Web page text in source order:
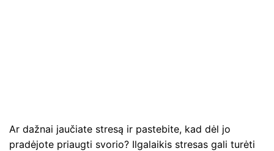
Ar dažnai jaučiate stresą ir pastebite, kad dėl jo
pradėjote priaugti svorio? Ilgalaikis stresas gali turėti